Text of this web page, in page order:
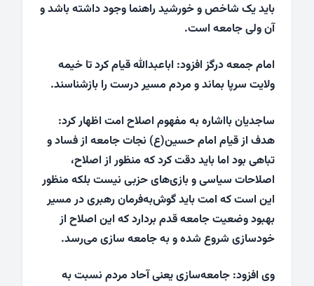
باید یک شاخص و خورشید راهنما وجود داشته باشد و
آن ولی جامعه است.
امام جمعه درگز افزود: اباعبدالله قیام کرد تا خیمه
ولایت سرپا بماند و مردم مسیر درست را بازشناسند.
ساجدیان بااشاره به مفهوم اصلاح امت اظهار کرد:
هدف از قیام امام حسین(ع) نجات جامعه از فساد و
تباهی بود اما باید دقت کرد که منظور از اصلاح،
اصلاحات سیاسی و بازی‌های حزبی نیست بلکه منظور
این است که امت باید گوش‌به‌فرمان رهبری در مسیر
بهبود وضعیت جامعه قدم بردارد که این اصلاح از
خودسازی شروع شده و به جامعه‌ سازی می‌رسد.
وی افزود: جامعه‌سازی یعنی آحاد مردم نسبت به